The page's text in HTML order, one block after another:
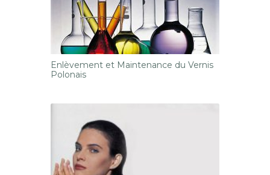
Enlèvement et Maintenance du Vernis
Polonais